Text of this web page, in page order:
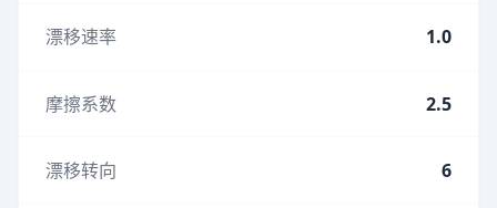
漂移速率 1.0
摩擦系数 2.5
漂移转向 6